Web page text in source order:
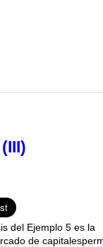
del Ejemplo 5 es la
de